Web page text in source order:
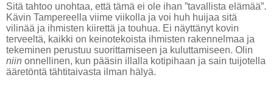
Sitä tahtoo unohtaa, että tämä ei ole ihan ”tavallista elämää”.
Kävin Tampereella viime viikolla ja voi huh huijaa sitä
vilinää ja ihmisten kiirettä ja touhua. Ei näyttänyt kovin
terveeltä, kaikki on keinotekoista ihmisten rakennelmaa ja
tekeminen perustuu suorittamiseen ja kuluttamiseen. Olin
niin onnellinen, kun pääsin illalla kotipihaan ja sain tuijotella
ääretöntä tähtitaivasta ilman hälyä.